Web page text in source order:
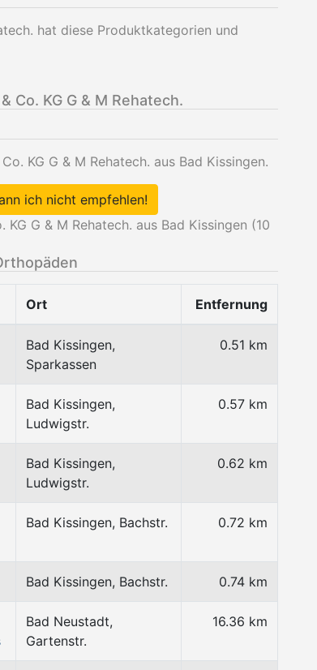
hat diese Produktkategorien und
Co. KG G & M Rehatech.
KG G & M Rehatech. aus Bad Kissingen.
ich nicht empfehlen!
KG G & M Rehatech. aus Bad Kissingen (10
Ort Entfernung
Bad Kissingen,
Sparkassen
0.51 km
Bad Kissingen,
Ludwigstr.
0.57 km
Bad Kissingen,
Ludwigstr.
0.62 km
Bad Kissingen, Bachstr. 0.72 km
Bad Kissingen, Bachstr. 0.74 km
Bad Neustadt,
Gartenstr.
16.36 km